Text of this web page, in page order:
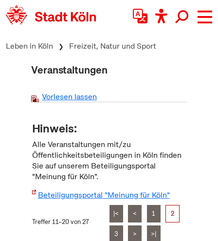
zum Inhalt springen
Leben in Köln Freizeit, Natur und Sport
Veranstaltungen
Vorlesen lassen
Hinweis:
Alle Veranstaltungen mit/zu
Öffentlichkeitsbeteiligungen in Köln finden
Sie auf unserem Beteiligungsportal
"Meinung für Köln".
Beteiligungsportal "Meinung für Köln"
Treffer 11–20 von 27
|< < 1 2
3 > >|